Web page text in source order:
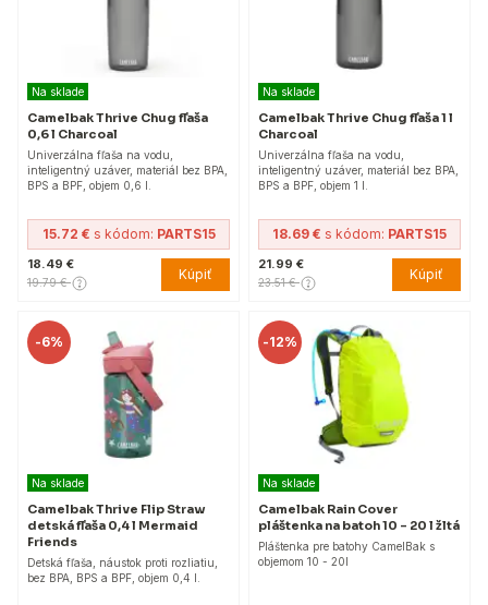
Na sklade
Camelbak Thrive Chug fľaša
0,6 l Charcoal
Univerzálna fľaša na vodu,
inteligentný uzáver, materiál bez BPA,
BPS a BPF, objem 0,6 l.
15.72 € s kódom: PARTS15
18.49 €
19.79 € Kúpiť
Na sklade
Camelbak Thrive Chug fľaša 1 l
Charcoal
Univerzálna fľaša na vodu,
inteligentný uzáver, materiál bez BPA,
BPS a BPF, objem 1 l.
18.69 € s kódom: PARTS15
21.99 €
23.51 € Kúpiť
-6%
Na sklade
Camelbak Thrive Flip Straw
detská fľaša 0,4 l Mermaid
Friends
Detská fľaša, náustok proti rozliatiu,
bez BPA, BPS a BPF, objem 0,4 l.
-12%
Na sklade
Camelbak Rain Cover
pláštenka na batoh 10 - 20 l žltá
Pláštenka pre batohy CamelBak s
objemom 10 - 20l